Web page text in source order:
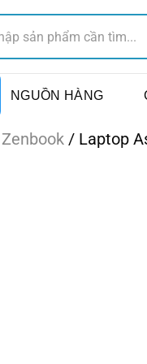
NGUỒN HÀNG
Zenbook / Laptop